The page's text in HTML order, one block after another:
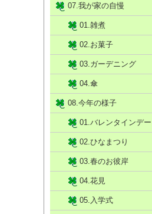
07.我が家の自慢
01.雑煮
02.お菓子
03.ガーデニング
04.傘
08.今年の様子
01.バレンタインデー
02.ひなまつり
03.春のお彼岸
04.花見
05.入学式